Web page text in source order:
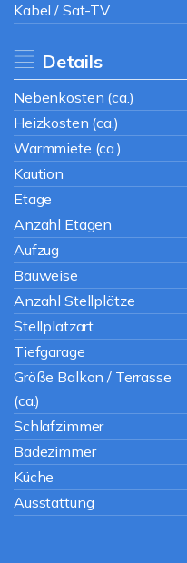
Kabel / Sat-TV
Details
Nebenkosten (ca.)
Heizkosten (ca.)
Warmmiete (ca.)
Kaution
Etage
Anzahl Etagen
Aufzug
Bauweise
Anzahl Stellplätze
Stellplatzart
Tiefgarage
Größe Balkon / Terrasse
(ca.)
Schlafzimmer
Badezimmer
Küche
Ausstattung